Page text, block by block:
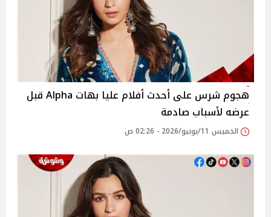
هجوم شرس على أحدث أفلام عليا بهات Alpha قبل
عرضه لأسباب صادمة
الخميس 11/يونيو/2026 - 02:26 ص